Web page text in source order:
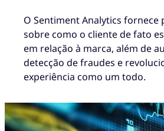
O Sentiment Analytics fornece
sobre como o cliente de fato
em relação à marca, além de
detecção de fraudes e
experiência como um todo.